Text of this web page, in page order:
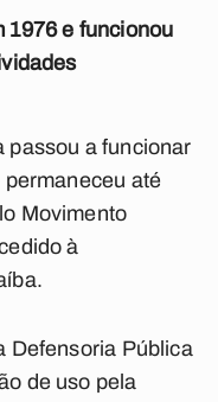
1976 e funcionou
passou a funcionar
até
Movimento
à
Defensoria Pública
de uso pela